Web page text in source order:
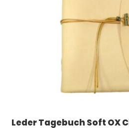
Leder Tagebuch Soft OX